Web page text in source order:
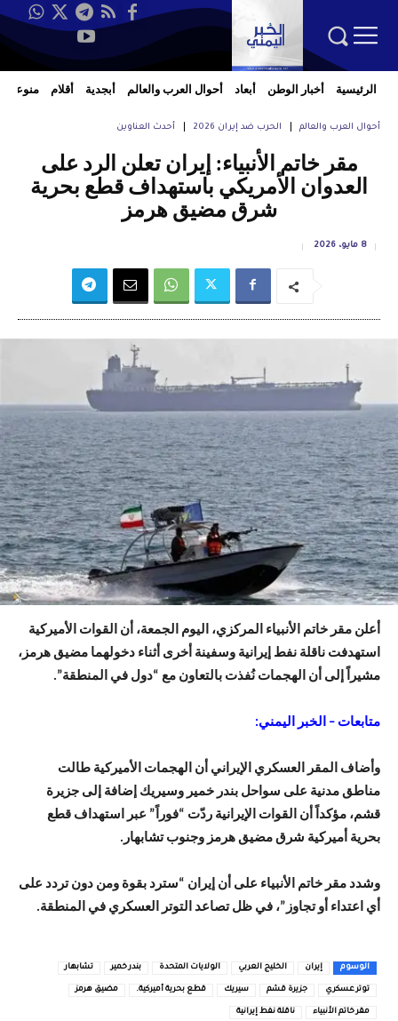
الرئيسية أخبار الوطن أبعاد أحوال العرب والعالم أبجدية أقلام منوعات
أحوال العرب والعالم الحرب ضد إيران 2026 أحدث العناوين
مقر خاتم الأنبياء: إيران تعلن الرد على
العدوان الأمريكي باستهداف قطع بحرية
شرق مضيق هرمز
8 مايو، 2026
أعلن مقر خاتم الأنبياء المركزي، اليوم الجمعة، أن القوات الأميركية
استهدفت ناقلة نفط إيرانية وسفينة أخرى أثناء دخولهما مضيق هرمز،
مشيراً إلى أن الهجمات نُفذت بالتعاون مع “دول في المنطقة”.
متابعات – الخبر اليمني:
وأضاف المقر العسكري الإيراني أن الهجمات الأميركية طالت
مناطق مدنية على سواحل بندر خمير وسيريك إضافة إلى جزيرة
قشم، مؤكداً أن القوات الإيرانية ردّت “فوراً” عبر استهداف قطع
بحرية أميركية شرق مضيق هرمز وجنوب تشابهار.
وشدد مقر خاتم الأنبياء على أن إيران “سترد بقوة ومن دون تردد على
أي اعتداء أو تجاوز”، في ظل تصاعد التوتر العسكري في المنطقة.
الوسوم إيران الخليج العربي الولايات المتحدة بندر خمير تشابهار
توتر عسكري جزيرة قشم سيريك قطع بحرية أميركية. مضيق هرمز
مقر خاتم الأنبياء ناقلة نفط إيرانية